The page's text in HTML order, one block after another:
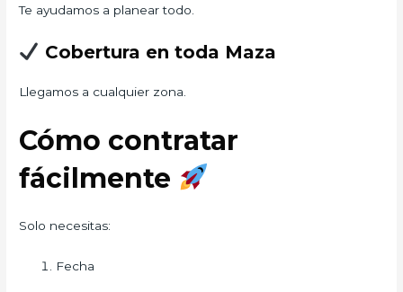
Te ayudamos a planear todo.
Cobertura en toda Maza
Llegamos a cualquier zona.
Cómo contratar
fácilmente
Solo necesitas:
Fecha